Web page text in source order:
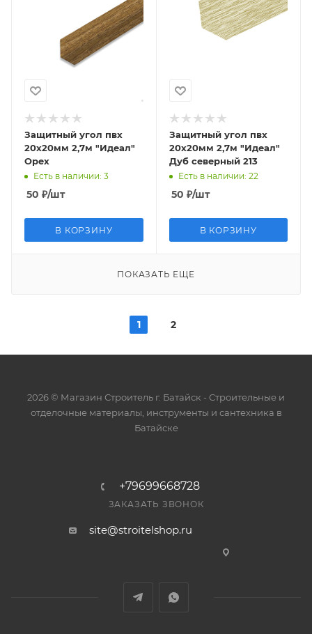
Защитный угол пвх
20х20мм 2,7м "Идеал"
Орех
Есть в наличии: 3
50 ₽/шт
В КОРЗИНУ
Защитный угол пвх
20х20мм 2,7м "Идеал"
Дуб северный 213
Есть в наличии: 22
50 ₽/шт
В КОРЗИНУ
ПОКАЗАТЬ ЕЩЕ
1 2
2026 © Магазин Строитель г. Батайск - Cтроительные и
отделочные материалы, инструменты и сантехника в
Батайске
+79699668728
ЗАКАЗАТЬ ЗВОНОК
site@stroitelshop.ru